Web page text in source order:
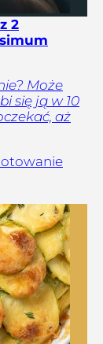
2
Może
się ją w 10
aż